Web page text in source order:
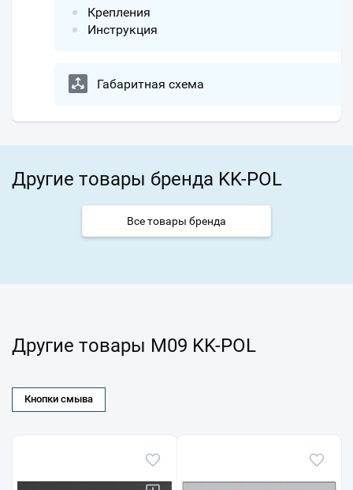
Крепления
Инструкция
Габаритная схема
Другие товары бренда KK-POL
Все товары бренда
Другие товары M09 KK-POL
Кнопки смыва